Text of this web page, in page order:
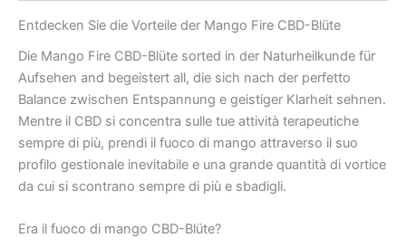
Entdecken Sie die Vorteile der Mango Fire CBD-Blüte
Die Mango Fire CBD-Blüte sorted in der Naturheilkunde für
Aufsehen and begeistert all, die sich nach der perfetto
Balance zwischen Entspannung e geistiger Klarheit sehnen.
Mentre il CBD si concentra sulle tue attività terapeutiche
sempre di più, prendi il fuoco di mango attraverso il suo
profilo gestionale inevitabile e una grande quantità di vortice
da cui si scontrano sempre di più e sbadigli.
Era il fuoco di mango CBD-Blüte?